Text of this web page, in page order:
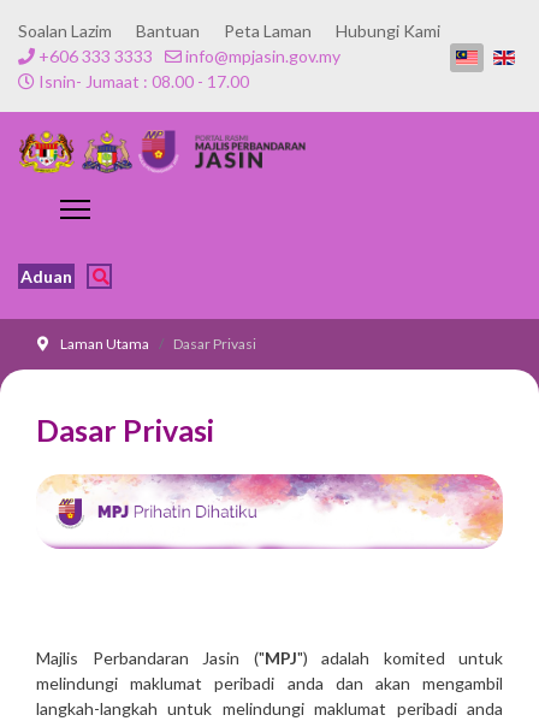
Soalan Lazim Bantuan Peta Laman
Hubungi Kami
+606 333 3333
info@mpjasin.gov.my
Isnin- Jumaat : 08.00 - 17.00
Aduan
Laman Utama Dasar Privasi
Dasar Privasi
Majlis Perbandaran Jasin ("MPJ") adalah komited untuk
melindungi maklumat peribadi anda dan akan mengambil
langkah-langkah untuk melindungi maklumat peribadi anda